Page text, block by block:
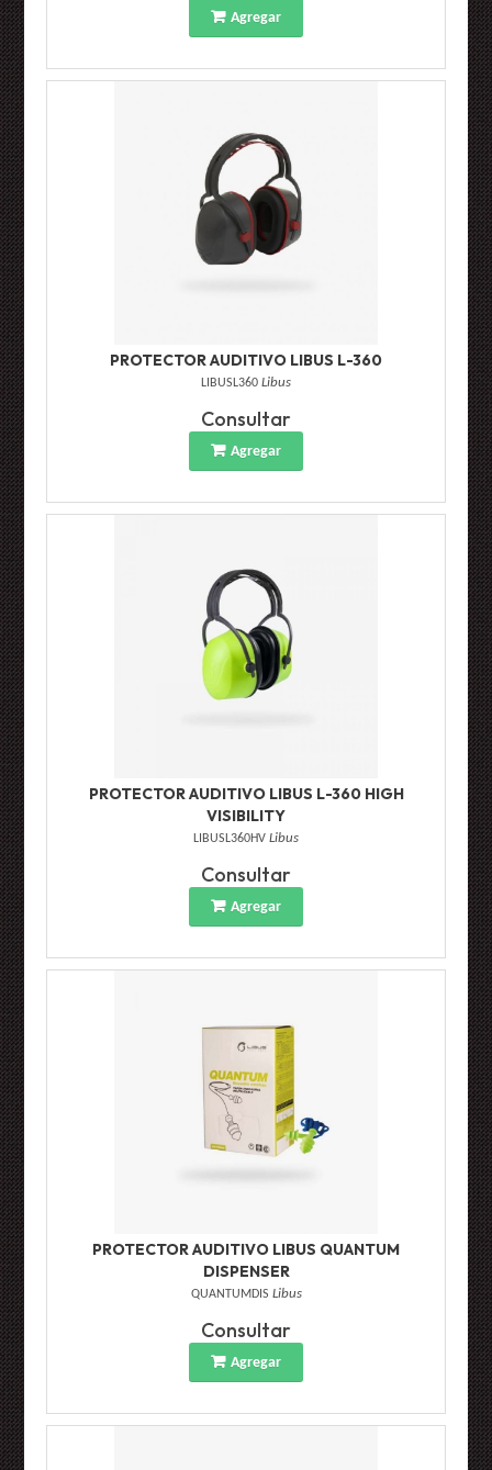
Agregar
PROTECTOR AUDITIVO LIBUS L-360
LIBUSL360 Libus
Consultar
Agregar
PROTECTOR AUDITIVO LIBUS L-360 HIGH
VISIBILITY
LIBUSL360HV Libus
Consultar
Agregar
PROTECTOR AUDITIVO LIBUS QUANTUM
DISPENSER
QUANTUMDIS Libus
Consultar
Agregar